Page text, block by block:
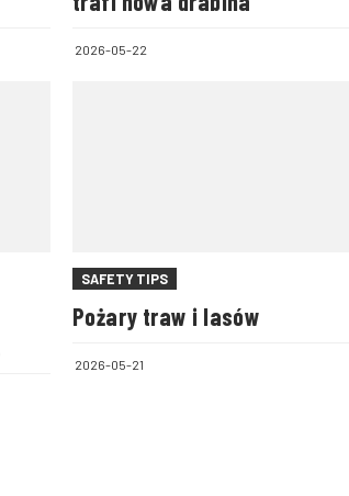
2026-05-22
SAFETY TIPS
Pożary traw i lasów
2026-05-21